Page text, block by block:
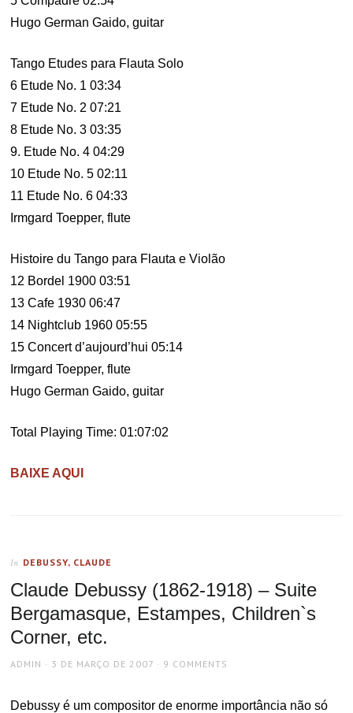
Hugo German Gaido, guitar
Tango Etudes para Flauta Solo
6 Etude No. 1 03:34
7 Etude No. 2 07:21
8 Etude No. 3 03:35
9. Etude No. 4 04:29
10 Etude No. 5 02:11
11 Etude No. 6 04:33
Irmgard Toepper, flute
Histoire du Tango para Flauta e Violão
12 Bordel 1900 03:51
13 Cafe 1930 06:47
14 Nightclub 1960 05:55
15 Concert d’aujourd’hui 05:14
Irmgard Toepper, flute
Hugo German Gaido, guitar
Total Playing Time: 01:07:02
BAIXE AQUI
In DEBUSSY, CLAUDE
Claude Debussy (1862-1918) – Suite
Bergamasque, Estampes, Children`s
Corner, etc.
AUTHOR
ADMIN
POSTED
3 DE MARÇO DE 2007 9 COMMENTS
Debussy é um compositor de enorme importância não só